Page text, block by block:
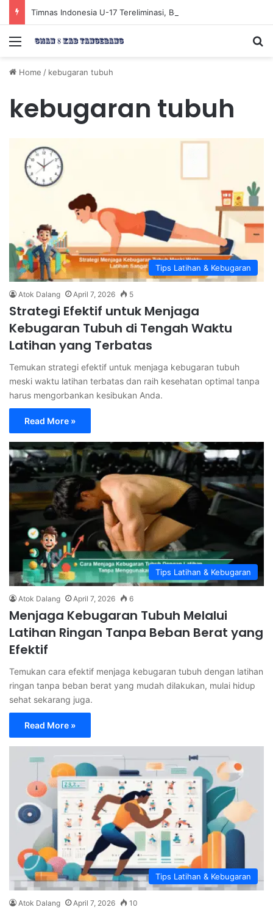
Menu
Home / kebugaran tubuh
kebugaran tubuh
Tips Latihan & Kebugaran
Atok Dalang April 7, 2026 5
Strategi Efektif untuk Menjaga
Kebugaran Tubuh di Tengah Waktu
Latihan yang Terbatas
Temukan strategi efektif untuk menjaga kebugaran tubuh
meski waktu latihan terbatas dan raih kesehatan optimal tanpa
harus mengorbankan kesibukan Anda.
Read More »
Tips Latihan & Kebugaran
Atok Dalang April 7, 2026 6
Menjaga Kebugaran Tubuh Melalui
Latihan Ringan Tanpa Beban Berat yang
Efektif
Temukan cara efektif menjaga kebugaran tubuh dengan latihan
ringan tanpa beban berat yang mudah dilakukan, mulai hidup
sehat sekarang juga.
Read More »
Tips Latihan & Kebugaran
Atok Dalang April 7, 2026 10